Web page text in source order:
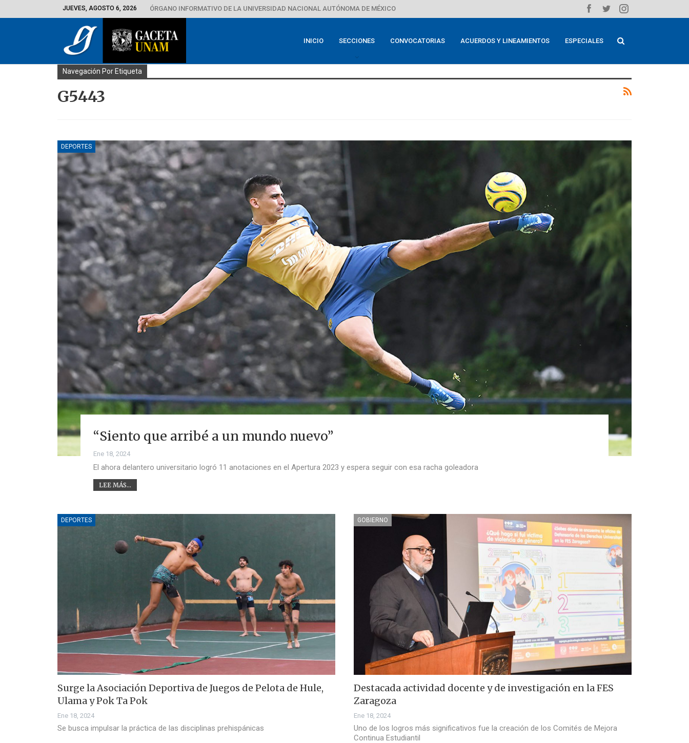
JUEVES, AGOSTO 6, 2026 ÓRGANO INFORMATIVO DE LA UNIVERSIDAD NACIONAL AUTÓNOMA DE MÉXICO
INICIO SECCIONES CONVOCATORIAS ACUERDOS Y LINEAMIENTOS ESPECIALES
Navegación Por Etiqueta
G5443
DEPORTES
“Siento que arribé a un mundo nuevo”
Ene 18, 2024
El ahora delantero universitario logró 11 anotaciones en el Apertura 2023 y espera seguir con esa racha goleadora
LEE MÁS...
DEPORTES
Surge la Asociación Deportiva de Juegos de Pelota de Hule,
Ulama y Pok Ta Pok
Ene 18, 2024
Se busca impulsar la práctica de las disciplinas prehispánicas
GOBIERNO
Destacada actividad docente y de investigación en la FES
Zaragoza
Ene 18, 2024
Uno de los logros más significativos fue la creación de los Comités de Mejora
Continua Estudiantil